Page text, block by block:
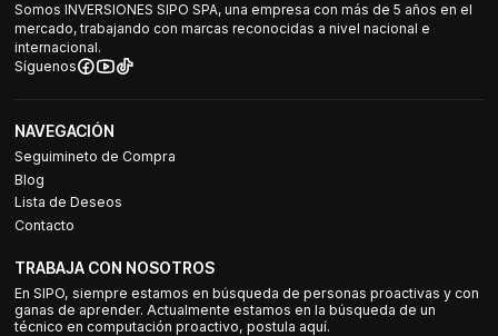
Somos INVERSIONES SIPO SPA, una empresa con más de 5 años en el
mercado, trabajando con marcas reconocidas a nivel nacional e
internacional.
Síguenos
NAVEGACIÓN
Seguimineto de Compra
Blog
Lista de Deseos
Contacto
TRABAJA CON NOSOTROS
En SIPO, siempre estamos en búsqueda de personas proactivas y con
ganas de aprender. Actualmente estamos en la búsqueda de un
técnico en computación proactivo, postula aquí.